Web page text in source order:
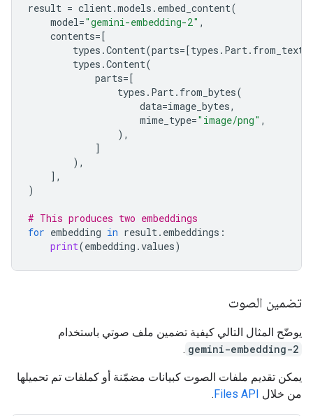
result = client.models . embed_content(
model="gemini-embedding-2" ,
contents=[
types .Content(parts=[types . Part. from_text
types .Content(
parts=[
types . Part. from_bytes(
data=image_bytes,
mime_type="image/png" ,
),
]
),
],
)
# This produces two embeddings
for embedding in result. embeddings :
print(embedding .values)
تضمين الصوت
يوضّح المثال التالي كيفية تضمين ملف صوتي باستخدام
gemini-embedding-2
.
يمكن تقديم ملفات الصوت كبيانات مضمّنة أو كملفات تم تحميلها
من خلال Files API
.